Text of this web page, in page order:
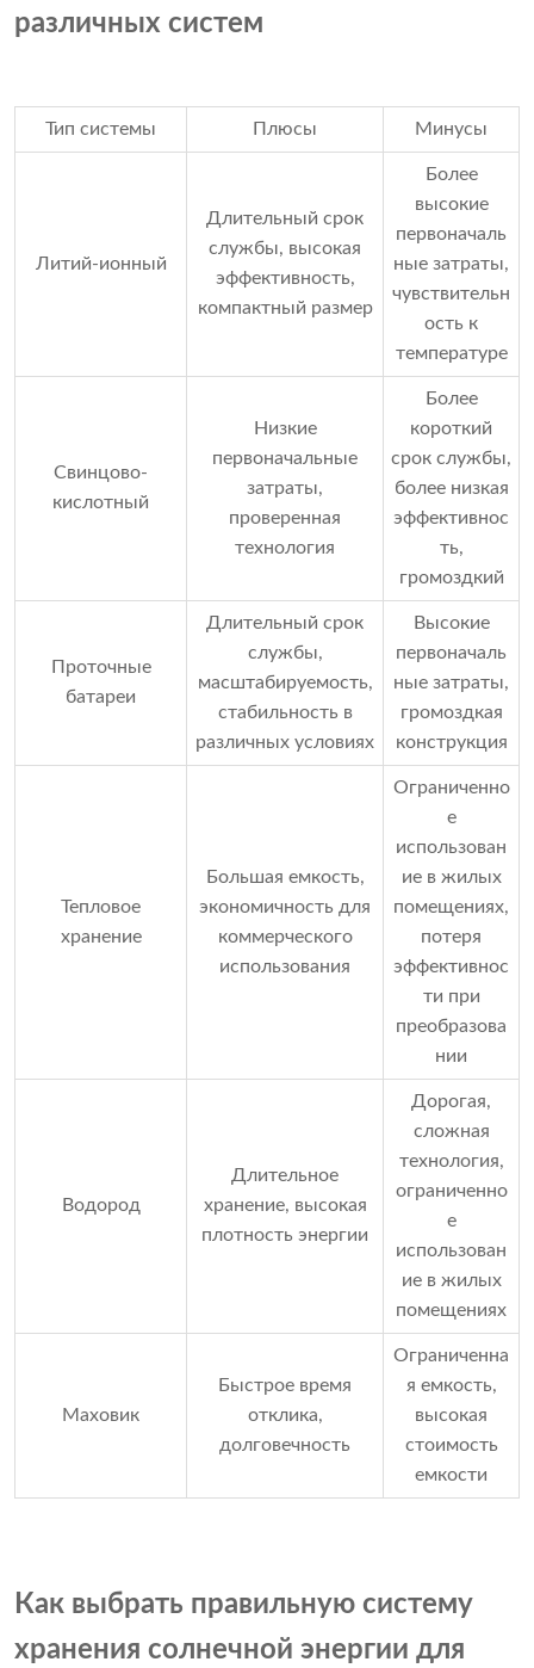
различных систем
Тип системы Плюсы Минусы
Литий-ионный
Длительный срок
службы, высокая
эффективность,
компактный размер
Более
высокие
первоначаль
ные затраты,
чувствительн
ость к
температуре
Свинцово-
кислотный
Низкие
первоначальные
затраты,
проверенная
технология
Более
короткий
срок службы,
более низкая
эффективнос
ть,
громоздкий
Проточные
батареи
Длительный срок
службы,
масштабируемость,
стабильность в
различных условиях
Высокие
первоначаль
ные затраты,
громоздкая
конструкция
Тепловое
хранение
Большая емкость,
экономичность для
коммерческого
использования
Ограниченно
е
использован
ие в жилых
помещениях,
потеря
эффективнос
ти при
преобразова
нии
Водород
Длительное
хранение, высокая
плотность энергии
Дорогая,
сложная
технология,
ограниченно
е
использован
ие в жилых
помещениях
Маховик
Быстрое время
отклика,
долговечность
Ограниченна
я емкость,
высокая
стоимость
емкости
Как выбрать правильную систему
хранения солнечной энергии для